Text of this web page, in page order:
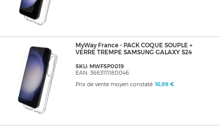
MyWay France - PACK COQUE SOUPLE +
VERRE TREMPE SAMSUNG GALAXY S24
SKU: MWFSP0019
EAN: 3663111180046
Prix de vente moyen constaté: 16,99 €